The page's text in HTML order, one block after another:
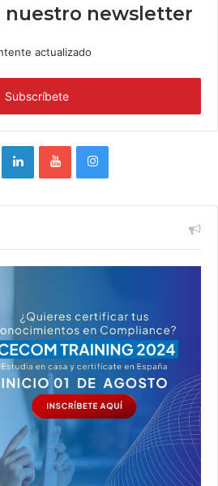
nuestro newsletter
actualizado